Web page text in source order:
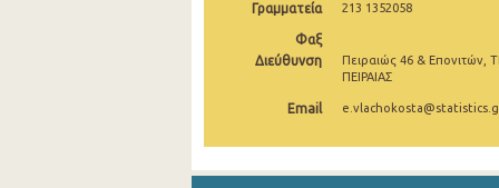
Μαρτίου 2025
Φεβρουαρίου 2025
Ιανουαρίου 2025
Γραμματεία 213 1352058
Φαξ
Διεύθυνση
Πειραιώς 46 & Επονιτών,
ΠΕΙΡΑΙΑΣ
Email